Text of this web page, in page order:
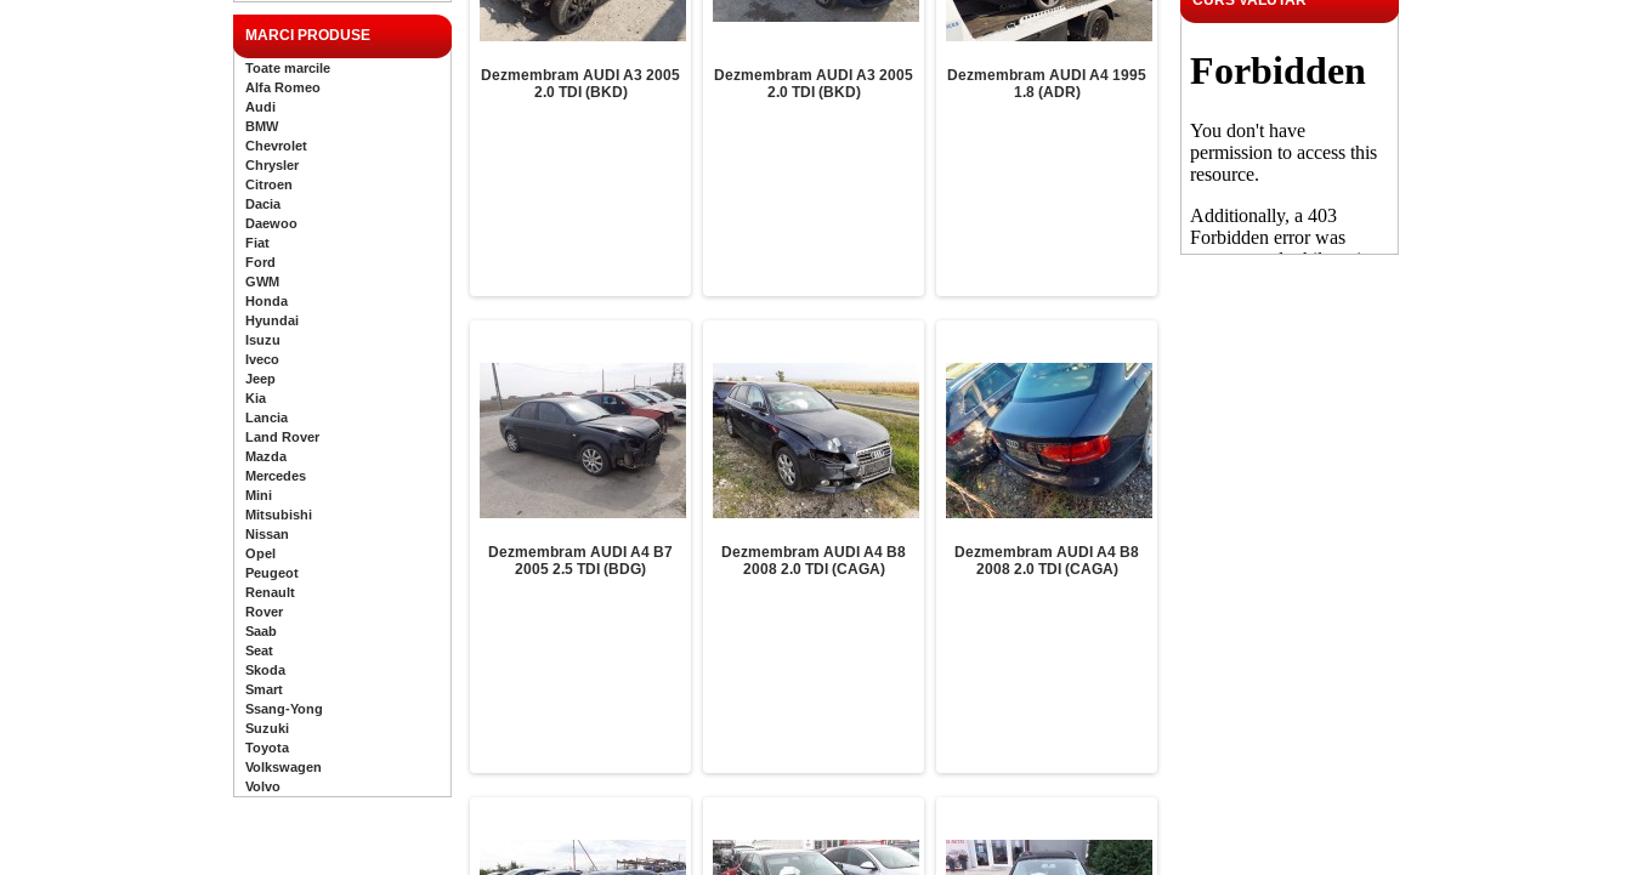
MARCI PRODUSE
Toate marcile
Alfa Romeo
Audi
BMW
Chevrolet
Chrysler
Citroen
Dacia
Daewoo
Fiat
Ford
GWM
Honda
Hyundai
Isuzu
Iveco
Jeep
Kia
Lancia
Land Rover
Mazda
Mercedes
Mini
Mitsubishi
Nissan
Opel
Peugeot
Renault
Rover
Saab
Seat
Skoda
Smart
Ssang-Yong
Suzuki
Toyota
Volkswagen
Volvo
Dezmembram AUDI A3 2005
2.0 TDI (BKD)
Dezmembram AUDI A3 2005
2.0 TDI (BKD)
Dezmembram AUDI A4 1995
1.8 (ADR)
Dezmembram AUDI A4 B7
2005 2.5 TDI (BDG)
Dezmembram AUDI A4 B8
2008 2.0 TDI (CAGA)
Dezmembram AUDI A4 B8
2008 2.0 TDI (CAGA)